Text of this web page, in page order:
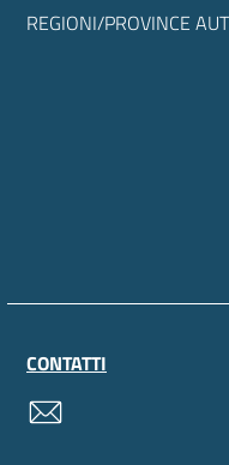
REGIONI/PROVINCE
CONTATTI